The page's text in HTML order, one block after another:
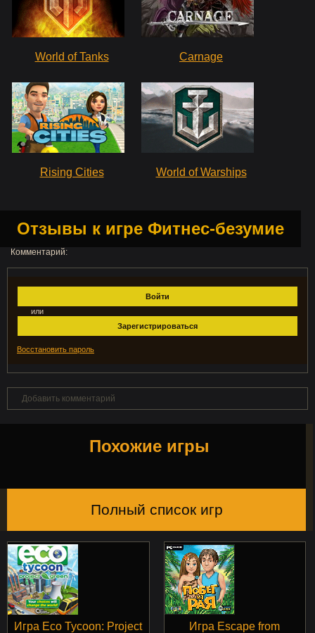
World of Tanks Carnage
Rising Cities World of Warships
Отзывы к игре Фитнес-безумие
Комментарий:
Войти
или
Зарегистрироваться
Восстановить пароль
Добавить комментарий
Похожие игры
Полный список игр
Игра Eco Tycoon: Project Игра Escape from